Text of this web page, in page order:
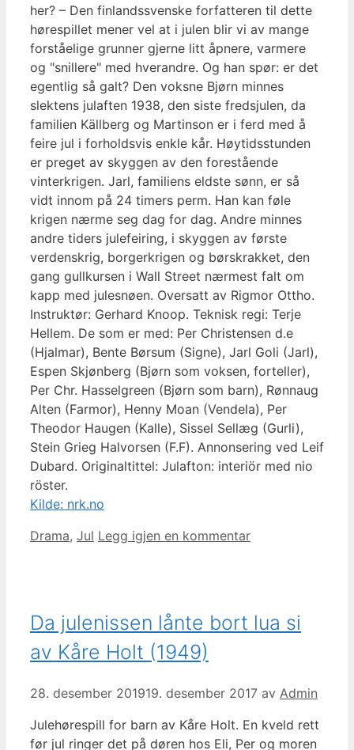
her? – Den finlandssvenske forfatteren til dette
hørespillet mener vel at i julen blir vi av mange
forståelige grunner gjerne litt åpnere, varmere
og "snillere" med hverandre. Og han spør: er det
egentlig så galt? Den voksne Bjørn minnes
slektens julaften 1938, den siste fredsjulen, da
familien Källberg og Martinson er i ferd med å
feire jul i forholdsvis enkle kår. Høytidsstunden
er preget av skyggen av den forestående
vinterkrigen. Jarl, familiens eldste sønn, er så
vidt innom på 24 timers perm. Han kan føle
krigen nærme seg dag for dag. Andre minnes
andre tiders julefeiring, i skyggen av første
verdenskrig, borgerkrigen og børskrakket, den
gang gullkursen i Wall Street nærmest falt om
kapp med julesnøen. Oversatt av Rigmor Ottho.
Instruktør: Gerhard Knoop. Teknisk regi: Terje
Hellem. De som er med: Per Christensen d.e
(Hjalmar), Bente Børsum (Signe), Jarl Goli (Jarl),
Espen Skjønberg (Bjørn som voksen, forteller),
Per Chr. Hasselgreen (Bjørn som barn), Rønnaug
Alten (Farmor), Henny Moan (Vendela), Per
Theodor Haugen (Kalle), Sissel Sellæg (Gurli),
Stein Grieg Halvorsen (F.F). Annonsering ved Leif
Dubard. Originaltittel: Julafton: interiör med nio
röster.
Kilde: nrk.no
Kategorier
Drama, Jul Legg igjen en kommentar
Da julenissen lånte bort lua si
av Kåre Holt (1949)
28. desember 201919. desember 2017 av Admin
Julehørespill for barn av Kåre Holt. En kveld rett
før jul ringer det på døren hos Eli, Per og moren